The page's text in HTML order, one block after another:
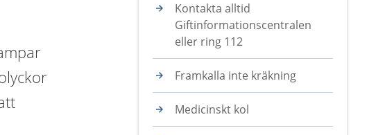
Kontakta alltid
Giftinformationscentralen
eller ring 112
Framkalla inte kräkning
Medicinskt kol